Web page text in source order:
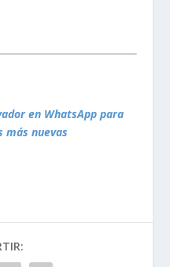
en WhatsApp para
más nuevas